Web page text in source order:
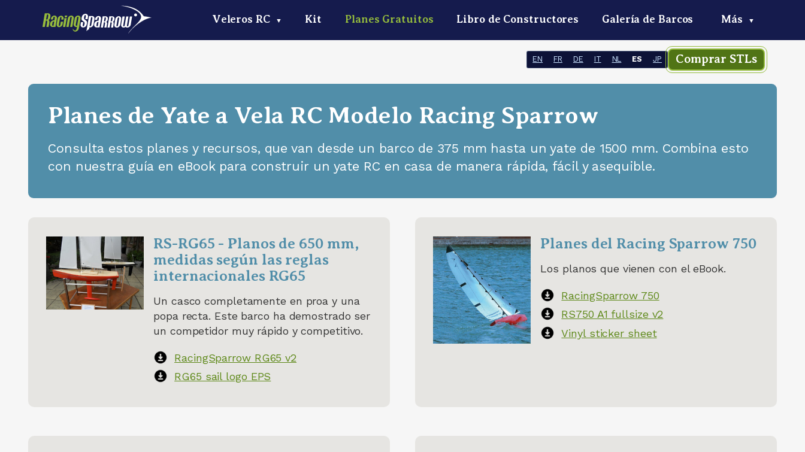
Veleros RC ▼ Kit Planes Gratuitos Libro de Constructores Galería de Barcos Más ▼
EN FR DE IT NL ES JP Comprar STLs
Planes de Yate a Vela RC Modelo Racing Sparrow
Consulta estos planes y recursos, que van desde un barco de 375 mm hasta un yate de 1500 mm. Combina esto
con nuestra guía en eBook para construir un yate RC en casa de manera rápida, fácil y asequible.
RS-RG65 - Planos de 650 mm,
medidas según las reglas
internacionales RG65
Un casco completamente en proa y una
popa recta. Este barco ha demostrado ser
un competidor muy rápido y competitivo.
RacingSparrow RG65 v2
RG65 sail logo EPS
Planes del Racing Sparrow 750
Los planos que vienen con el eBook.
RacingSparrow 750
RS750 A1 fullsize v2
Vinyl sticker sheet